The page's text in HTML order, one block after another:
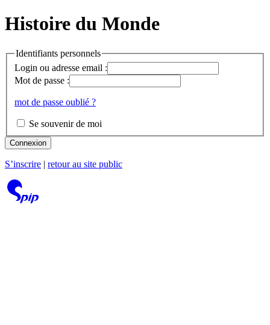
Histoire du Monde
Identifiants personnels
Login ou adresse email :
Mot de passe :
mot de passe oublié ?
Se souvenir de moi
Connexion
S’inscrire retour au site public